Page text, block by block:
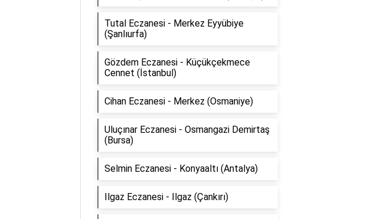
Tutal Eczanesi - Merkez Eyyübiye
(Şanlıurfa)
Gözdem Eczanesi - Küçükçekmece
Cennet (İstanbul)
Cihan Eczanesi - Merkez (Osmaniye)
Uluçınar Eczanesi - Osmangazi Demirtaş
(Bursa)
Selmin Eczanesi - Konyaaltı (Antalya)
Ilgaz Eczanesi - Ilgaz (Çankırı)